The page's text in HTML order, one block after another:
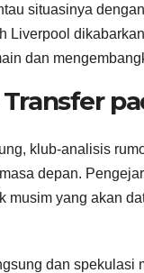
situasinya
Liverpool
dan
klub-analisis
depan.
musim yang akan
dan